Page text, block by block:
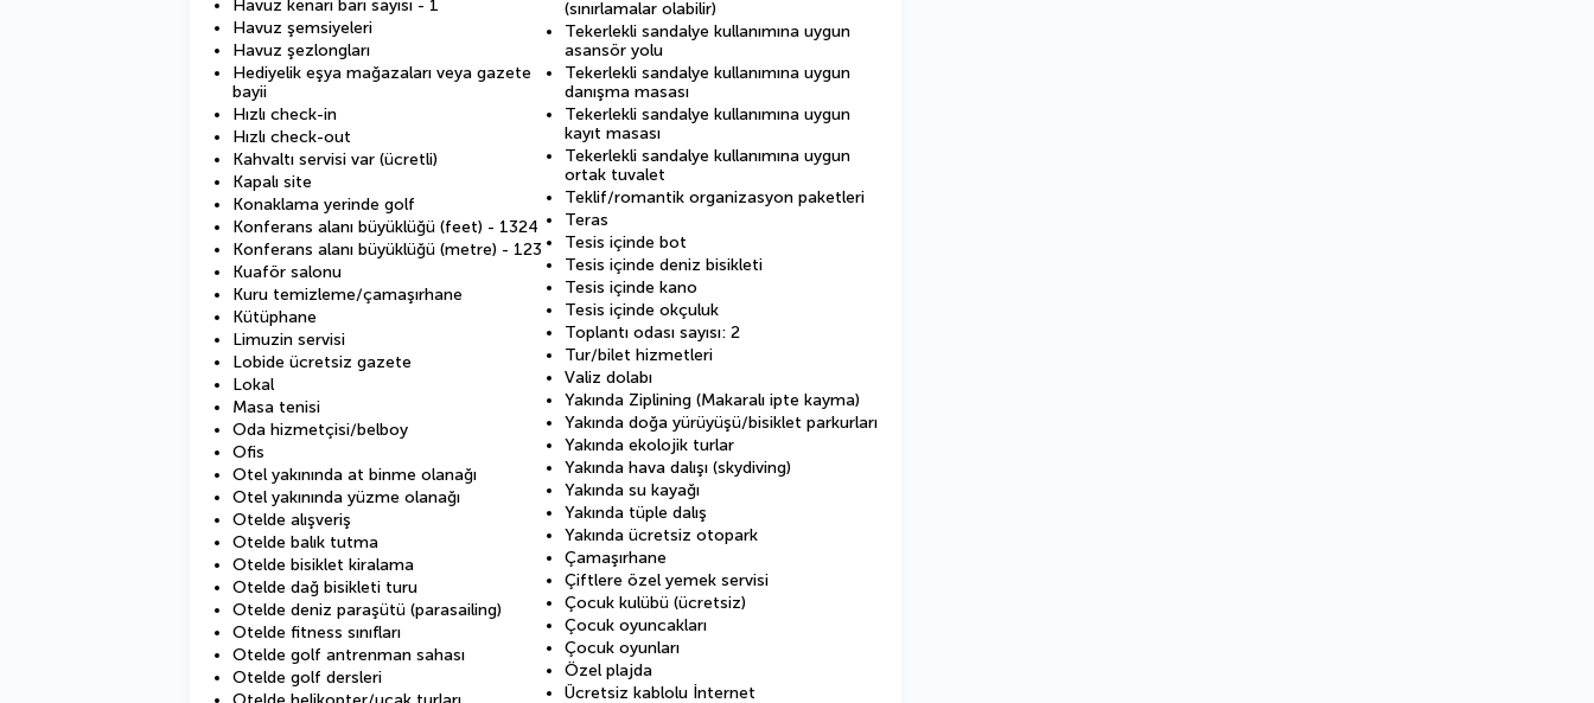
Havuz kenarı barı sayısı - 1
Havuz şemsiyeleri
Havuz şezlongları
Hediyelik eşya mağazaları veya gazete
bayii
Hızlı check-in
Hızlı check-out
Kahvaltı servisi var (ücretli)
Kapalı site
Konaklama yerinde golf
Konferans alanı büyüklüğü (feet) - 1324
Konferans alanı büyüklüğü (metre) - 123
Kuaför salonu
Kuru temizleme/çamaşırhane
Kütüphane
Limuzin servisi
Lobide ücretsiz gazete
Lokal
Masa tenisi
Oda hizmetçisi/belboy
Ofis
Otel yakınında at binme olanağı
Otel yakınında yüzme olanağı
Otelde alışveriş
Otelde balık tutma
Otelde bisiklet kiralama
Otelde dağ bisikleti turu
Otelde deniz paraşütü (parasailing)
Otelde fitness sınıfları
Otelde golf antrenman sahası
Otelde golf dersleri
(sınırlamalar olabilir)
Tekerlekli sandalye kullanımına uygun
asansör yolu
Tekerlekli sandalye kullanımına uygun
danışma masası
Tekerlekli sandalye kullanımına uygun
kayıt masası
Tekerlekli sandalye kullanımına uygun
ortak tuvalet
Teklif/romantik organizasyon paketleri
Teras
Tesis içinde bot
Tesis içinde deniz bisikleti
Tesis içinde kano
Tesis içinde okçuluk
Toplantı odası sayısı: 2
Tur/bilet hizmetleri
Valiz dolabı
Yakında Ziplining (Makaralı ipte kayma)
Yakında doğa yürüyüşü/bisiklet parkurları
Yakında ekolojik turlar
Yakında hava dalışı (skydiving)
Yakında su kayağı
Yakında tüple dalış
Yakında ücretsiz otopark
Çamaşırhane
Çiftlere özel yemek servisi
Çocuk kulübü (ücretsiz)
Çocuk oyuncakları
Çocuk oyunları
Özel plajda
Ücretsiz kablolu İnternet